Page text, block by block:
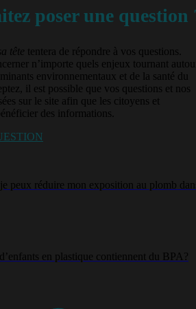
poser une question
tête tentera de répondre à vos questions.
n’importe quels enjeux tournant
environnementaux et de la santé du
il est possible que vos questions et nos
sur le site afin que les citoyens et
des informations.
peux réduire mon exposition au plomb
en plastique contiennent du BPA?